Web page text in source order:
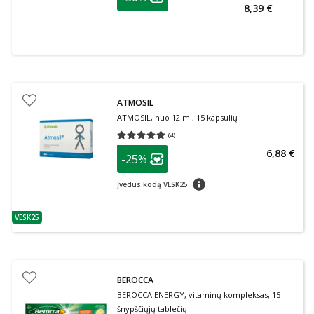
Lojalumo klubo narių nuolaida
8,39 €
patarimas
VESK25
ATMOSIL
ATMOSIL, nuo 12 m., 15 kapsulių
(4)
Vidutinis įvertinimas 5.00
patarimas
Lojalumo klubo narių nuolaida
-25%
Įvedus kodą VESK25 patarimas
6,88 €
BEROCCA
BEROCCA ENERGY, vitaminų kompleksas, 15
šnypščiųjų tablečių